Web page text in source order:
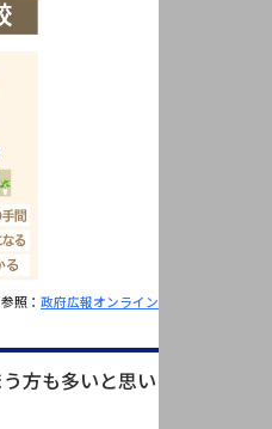
照： 政府広報オンライン
方も多いと思い